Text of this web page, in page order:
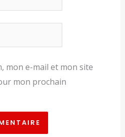
mon e-mail et mon site
mon prochain